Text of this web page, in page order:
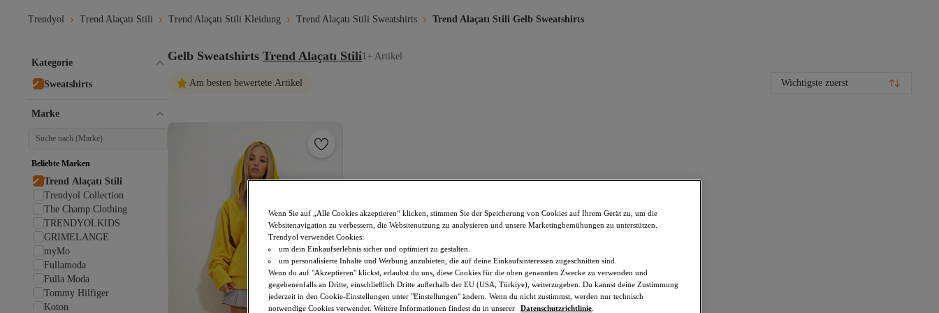
Trendyol Trend Alaçatı Stili Trend Alaçatı Stili Kleidung Trend Alaçatı Stili Sweatshirts Trend Alaçatı Stili Gelb Sweatshirts
Gelb Sweatshirts Trend Alaçatı Stili1+ Artikel
Am besten bewertete Artikel Wichtigste zuerst
Kategorie
Sweatshirts
Marke
Beliebte Marken
Trend Alaçatı Stili
Trendyol Collection
The Champ Clothing
TRENDYOLKIDS
GRIMELANGE
myMo
Fullamoda
Fulla Moda
Tommy Hilfiger
Koton
Wenn Sie auf „Alle Cookies akzeptieren“ klicken, stimmen Sie der Speicherung von Cookies auf Ihrem Gerät zu, um die
Websitenavigation zu verbessern, die Websitenutzung zu analysieren und unsere Marketingbemühungen zu unterstützen.
Trendyol verwendet Cookies:
um dein Einkaufserlebnis sicher und optimiert zu gestalten.
um personalisierte Inhalte und Werbung anzubieten, die auf deine Einkaufsinteressen zugeschnitten sind.
Wenn du auf "Akzeptieren" klickst, erlaubst du uns, diese Cookies für die oben genannten Zwecke zu verwenden und
gegebenenfalls an Dritte, einschließlich Dritte außerhalb der EU (USA, Türkiye), weiterzugeben. Du kannst deine Zustimmung
jederzeit in den Cookie-Einstellungen unter "Einstellungen" ändern. Wenn du nicht zustimmst, werden nur technisch
notwendige Cookies verwendet. Weitere Informationen findest du in unserer
Datenschutzrichtlinie